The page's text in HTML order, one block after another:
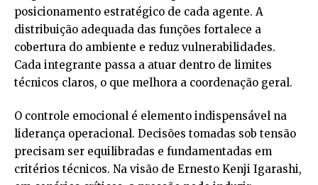
posicionamento estratégico de cada agente. A
distribuição adequada das funções fortalece a
cobertura do ambiente e reduz vulnerabilidades.
Cada integrante passa a atuar dentro de limites
técnicos claros, o que melhora a coordenação geral.
O controle emocional é elemento indispensável na
liderança operacional. Decisões tomadas sob tensão
precisam ser equilibradas e fundamentadas em
critérios técnicos. Na visão de Ernesto Kenji Igarashi,